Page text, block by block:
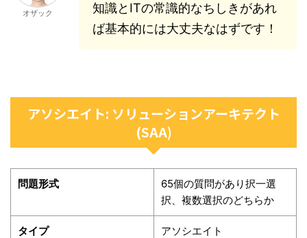
オザック
知識とITの常識的なちしきがあれ
ば基本的には大丈夫なはずです！
アソシエイト: ソリューションアーキテクト
(SAA)
問題形式
65個の質問があり択一選
択、複数選択のどちらか
タイプ アソシエイト